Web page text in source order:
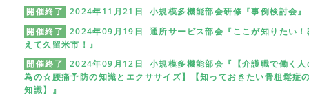
開催終了
2024年11月21日 小規模多機能部会研修『事例検討会』
開催終了
2024年09月19日 通所サービス部会『ここが知りたい！
えて久留米市！』
開催終了
2024年09月12日 小規模多機能部会『【介護職で働く人
為の☆腰痛予防の知識とエクササイズ】【知っておきたい骨粗鬆症
知識】』